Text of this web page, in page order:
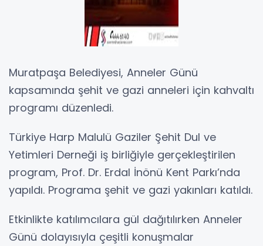
Muratpaşa Belediyesi, Anneler Günü
kapsamında şehit ve gazi anneleri için kahvaltı
programı düzenledi.
Türkiye Harp Malulü Gaziler Şehit Dul ve
Yetimleri Derneği iş birliğiyle gerçekleştirilen
program, Prof. Dr. Erdal İnönü Kent Parkı’nda
yapıldı. Programa şehit ve gazi yakınları katıldı.
Etkinlikte katılımcılara gül dağıtılırken Anneler
Günü dolayısıyla çeşitli konuşmalar